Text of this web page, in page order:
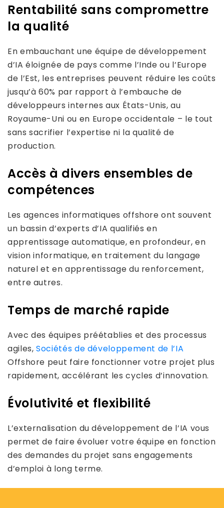
Rentabilité sans compromettre
la qualité
En embauchant une équipe de développement
d’IA éloignée de pays comme l’Inde ou l’Europe
de l’Est, les entreprises peuvent réduire les coûts
jusqu’à 60% par rapport à l’embauche de
développeurs internes aux États-Unis, au
Royaume-Uni ou en Europe occidentale – le tout
sans sacrifier l’expertise ni la qualité de
production.
Accès à divers ensembles de
compétences
Les agences informatiques offshore ont souvent
un bassin d’experts d’IA qualifiés en
apprentissage automatique, en profondeur, en
vision informatique, en traitement du langage
naturel et en apprentissage du renforcement,
entre autres.
Temps de marché rapide
Avec des équipes préétablies et des processus
agiles,Sociétés de développement de l’IA
Offshore peut faire fonctionner votre projet plus
rapidement, accélérant les cycles d’innovation.
Évolutivité et flexibilité
L’externalisation du développement de l’IA vous
permet de faire évoluer votre équipe en fonction
des demandes du projet sans engagements
d’emploi à long terme.